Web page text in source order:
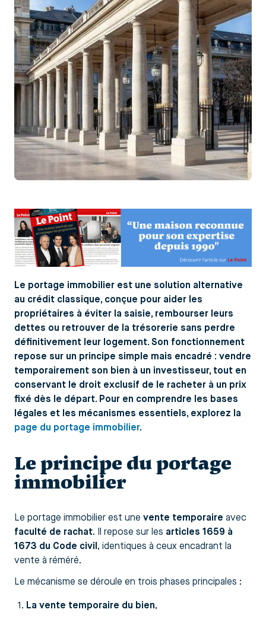
Le portage immobilier est une solution alternative
au crédit classique, conçue pour aider les
propriétaires à éviter la saisie, rembourser leurs
dettes ou retrouver de la trésorerie sans perdre
définitivement leur logement. Son fonctionnement
repose sur un principe simple mais encadré : vendre
temporairement son bien à un investisseur, tout en
conservant le droit exclusif de le racheter à un prix
fixé dès le départ. Pour en comprendre les bases
légales et les mécanismes essentiels, explorez la
page du portage immobilier.
Le principe du portage
immobilier
Le portage immobilier est une vente temporaire avec
faculté de rachat. Il repose sur les articles 1659 à
1673 du Code civil , identiques à ceux encadrant la
vente à réméré.
Le mécanisme se déroule en trois phases principales :
La vente temporaire du bien,